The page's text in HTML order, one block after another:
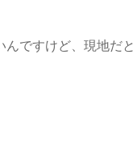
ですけど、現地だ